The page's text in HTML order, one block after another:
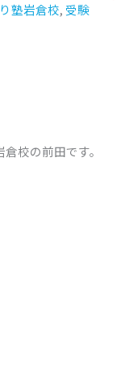
塾岩倉校, 受験
校の前田です。